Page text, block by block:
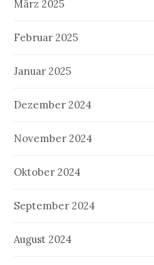
März 2025
Februar 2025
Januar 2025
Dezember 2024
November 2024
Oktober 2024
September 2024
August 2024